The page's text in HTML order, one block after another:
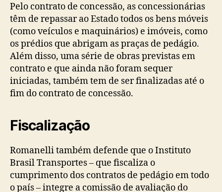
Pelo contrato de concessão, as concessionárias
têm de repassar ao Estado todos os bens móveis
(como veículos e maquinários) e imóveis, como
os prédios que abrigam as praças de pedágio.
Além disso, uma série de obras previstas em
contrato e que ainda não foram sequer
iniciadas, também tem de ser finalizadas até o
fim do contrato de concessão.
Fiscalização
Romanelli também defende que o Instituto
Brasil Transportes – que fiscaliza o
cumprimento dos contratos de pedágio em todo
o país – integre a comissão de avaliação do